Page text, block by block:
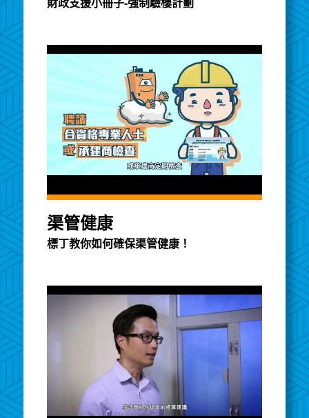
財政支援小冊子-強制驗樓計劃
渠管健康
標丁教你如何確保渠管健康！